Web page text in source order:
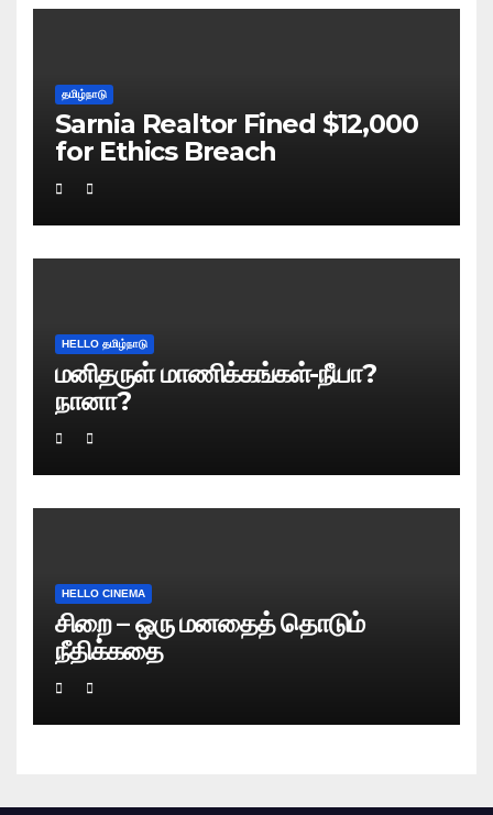
தமிழ்நாடு
Sarnia Realtor Fined $12,000
for Ethics Breach
HELLO தமிழ்நாடு
மனிதருள் மாணிக்கங்கள்-நீயா?
நானா?
HELLO CINEMA
சிறை – ஒரு மனதைத் தொடும்
நீதிக்கதை